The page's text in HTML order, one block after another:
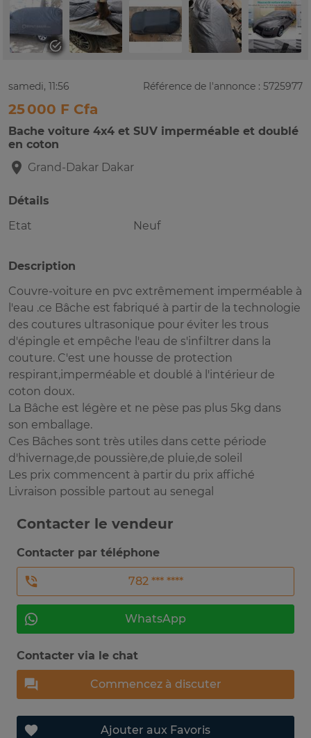
samedi, 11:56 Référence de l'annonce : 5725977
25 000 F Cfa
Bache voiture 4x4 et SUV imperméable et doublé
en coton
Grand-Dakar Dakar
Détails
Etat
Neuf
Description
Couvre-voiture en pvc extrêmement imperméable à
l'eau .ce Bâche est fabriqué à partir de la technologie
des coutures ultrasonique pour éviter les trous
d'épingle et empêche l'eau de s'infiltrer dans la
couture. C'est une housse de protection
respirant,imperméable et doublé à l'intérieur de
coton doux.
La Bâche est légère et ne pèse pas plus 5kg dans
son emballage.
Ces Bâches sont très utiles dans cette période
d'hivernage,de poussière,de pluie,de soleil
Les prix commencent à partir du prix affiché
Livraison possible partout au senegal
Contacter le vendeur
Contacter par téléphone
782 *** ****
WhatsApp
Contacter via le chat
Commencez à discuter
Ajouter aux Favoris